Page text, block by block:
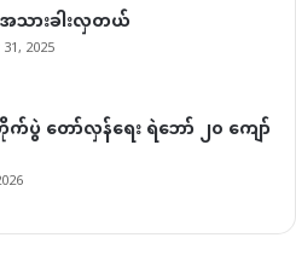
သားခါးလှတယ်
2025
က်ပွဲ တော်လှန်ရေး ရဲဘော် ၂၀ ကျော်